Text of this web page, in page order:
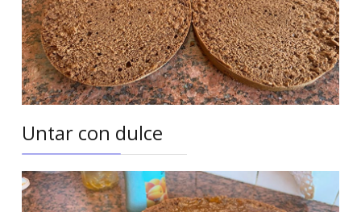
Untar con dulce